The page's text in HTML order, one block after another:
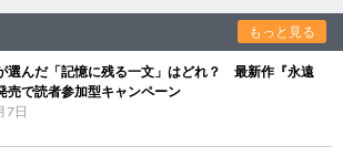
もっと見る
選んだ「記憶に残る一文」はどれ？ 最新作『永遠
売で読者参加型キャンペーン
7日